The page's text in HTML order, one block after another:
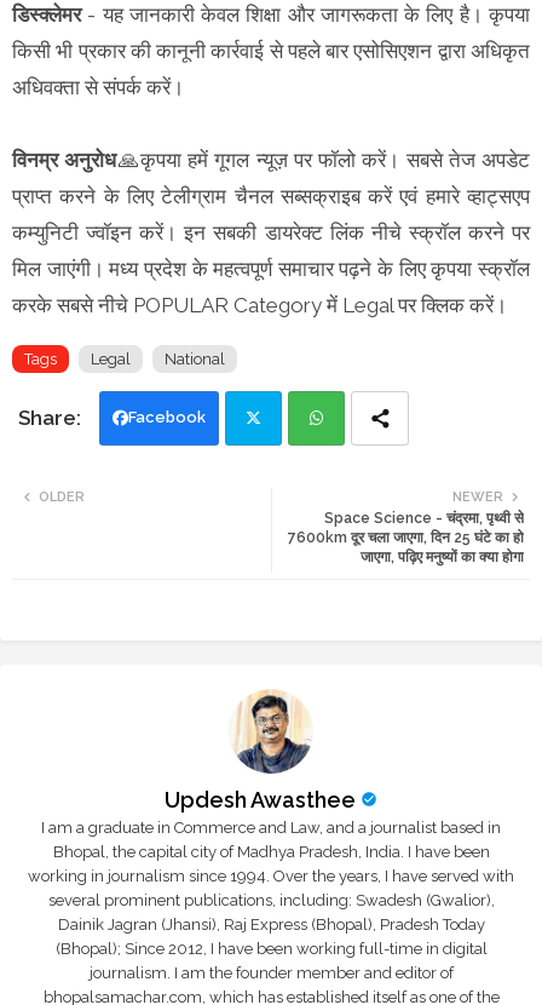
डिस्क्लेमर - यह जानकारी केवल शिक्षा और जागरूकता के लिए है। कृपया
किसी भी प्रकार की कानूनी कार्रवाई से पहले बार एसोसिएशन द्वारा अधिकृत
अधिवक्ता से संपर्क करें।
विनम्र अनुरोध🙏कृपया हमें गूगल न्यूज़ पर फॉलो करें। सबसे तेज अपडेट
प्राप्त करने के लिए टेलीग्राम चैनल सब्सक्राइब करें एवं हमारे व्हाट्सएप
कम्युनिटी ज्वॉइन करें। इन सबकी डायरेक्ट लिंक नीचे स्क्रॉल करने पर
मिल जाएंगी। मध्य प्रदेश के महत्वपूर्ण समाचार पढ़ने के लिए कृपया स्क्रॉल
करके सबसे नीचे POPULAR Category में Legal पर क्लिक करें।
Tags Legal National
Facebook
ats
NEWER
Space Science - चंद्रमा, पृथ्वी से
7600km दूर चला जाएगा, दिन 25 घंटे का हो
जाएगा, पढ़िए मनुष्यों का क्या होगा
OLDER
Updesh Awasthee
I am a graduate in Commerce and Law, and a journalist based in
Bhopal, the capital city of Madhya Pradesh, India. I have been
working in journalism since 1994. Over the years, I have served with
several prominent publications, including: Swadesh (Gwalior),
Dainik Jagran (Jhansi), Raj Express (Bhopal), Pradesh Today
(Bhopal); Since 2012, I have been working full-time in digital
journalism. I am the founder member and editor of
bhopalsamachar.com, which has established itself as one of the